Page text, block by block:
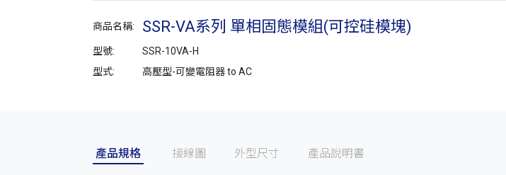
商品名稱: SSR-VA系列 單相固態模組(可控硅模塊)
型號:
SSR-10VA-H
型式:
高壓型-可變電阻器 to AC
產品規格 接線圖 外型尺寸 產品說明書